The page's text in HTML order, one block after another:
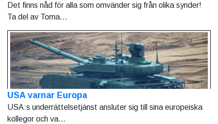
Det finns nåd för alla som omvänder sig från olika synder!
Ta del av Toma...
USA varnar Europa
USA:s underrättelsetjänst ansluter sig till sina europeiska
kollegor och va...